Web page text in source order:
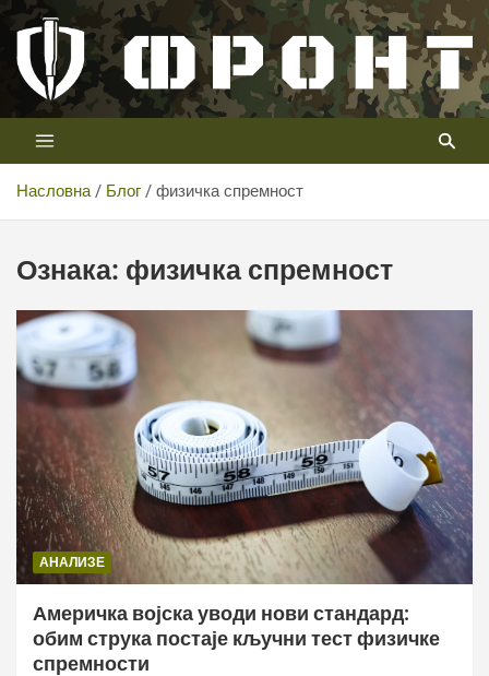
Скип
цонтент
Телевизија ФРОНТ
Први војни канал у Србији
Насловна Блог физичка спремност
Ознака: физичка спремност
АНАЛИЗЕ
Америчка војска уводи нови стандард:
обим струка постаје кључни тест физичке
спремности